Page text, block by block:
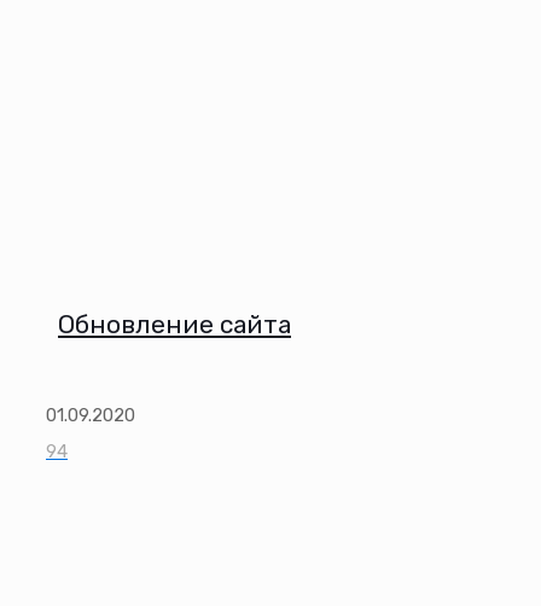
Обновление сайта
01.09.2020
94